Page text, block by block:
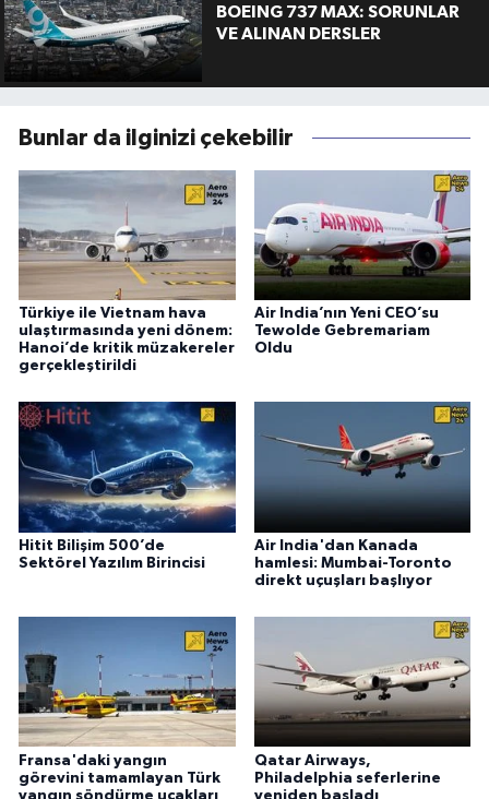
BOEING 737 MAX: SORUNLAR
VE ALINAN DERSLER
Bunlar da ilginizi çekebilir
Türkiye ile Vietnam hava
ulaştırmasında yeni dönem:
Hanoi’de kritik müzakereler
gerçekleştirildi
Air India’nın Yeni CEO’su
Tewolde Gebremariam
Oldu
Hitit Bilişim 500’de
Sektörel Yazılım Birincisi
Air India'dan Kanada
hamlesi: Mumbai-Toronto
direkt uçuşları başlıyor
Fransa'daki yangın
görevini tamamlayan Türk
yangın söndürme uçakları
Qatar Airways,
Philadelphia seferlerine
yeniden başladı